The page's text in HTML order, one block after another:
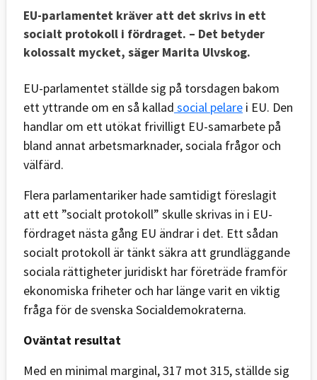
EU-parlamentet kräver att det skrivs in ett
socialt protokoll i fördraget. – Det betyder
kolossalt mycket, säger Marita Ulvskog.
EU-parlamentet ställde sig på torsdagen bakom
ett yttrande om en så kallad social pelare i EU. Den
handlar om ett utökat frivilligt EU-samarbete på
bland annat arbetsmarknader, sociala frågor och
välfärd.
Flera parlamentariker hade samtidigt föreslagit
att ett ”socialt protokoll” skulle skrivas in i EU-
fördraget nästa gång EU ändrar i det. Ett sådan
socialt protokoll är tänkt säkra att grundläggande
sociala rättigheter juridiskt har företräde framför
ekonomiska friheter och har länge varit en viktig
fråga för de svenska Socialdemokraterna.
Oväntat resultat
Med en minimal marginal, 317 mot 315, ställde sig